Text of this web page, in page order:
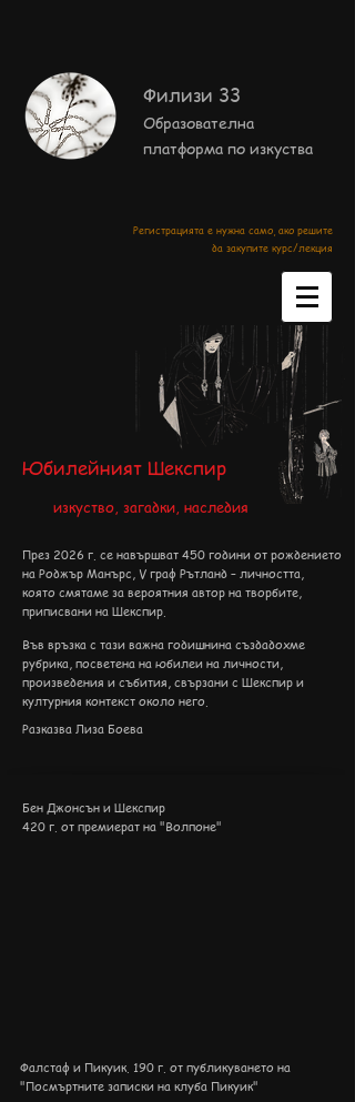
Филизи 33
Образователна
платформа по изкуства
Регистрацията е нужна само, ако решите
да закупите курс/лекция
Юбилейният Шекспир
изкуство, загадки, наследия
През 2026 г. се навършват 450 години от рождението
на Роджър Манърс, V граф Рътланд – личността,
която смятаме за вероятния автор на творбите,
приписвани на Шекспир.
Във връзка с тази важна годишнина създадохме
рубрика, посветена на юбилеи на личности,
произведения и събития, свързани с Шекспир и
културния контекст около него.
Разказва Лиза Боева​
Бен Джонсън и Шекспир
420 г. от премиерат на "Волпоне"
Фалстаф и Пикуик. 190 г. от публикуването на
"Посмъртните записки на клуба Пикуик"